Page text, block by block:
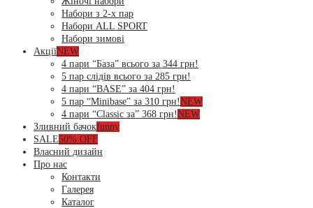
Набори з 2-х пар
Набори ALL SPORT
Набори зимові
АкціїNEW
4 пари “База” всього за 344 грн!
5 пар слідів всього за 285 грн!
4 пари “BASE” за 404 грн!
5 пар “Minibase” за 310 грн!NEW
4 пари “Classic за” 368 грн!NEW
Зливний бачокfunny
SALE50% OFF
Власний дизайн
Про нас
Контакти
Галерея
Каталог